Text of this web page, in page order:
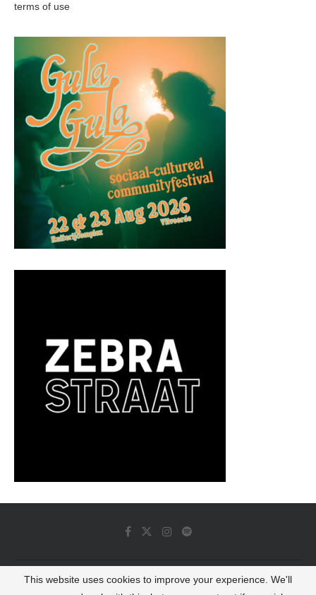
terms of use
© 2022 - Luminous Dash All Rights Reserved
This website uses cookies to improve your experience. We'll